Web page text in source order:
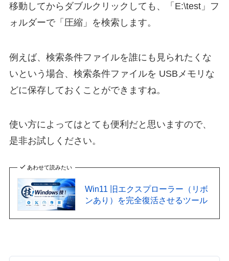
移動してからダブルクリックしても、「E:\test」フ
ォルダーで「圧縮」を検索します。
例えば、検索条件ファイルを誰にも見られたくな
いという場合、検索条件ファイルを USBメモリな
どに保存しておくことができますね。
使い方によってはとても便利だと思いますので、
是非お試しください。
あわせて読みたい
Win11 旧エクスプローラー（リボ
ンあり）を完全復活させるツール